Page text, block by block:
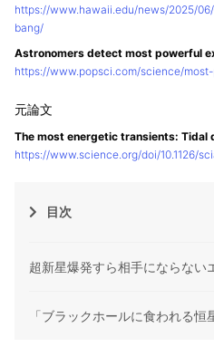
https://www.hawaii.edu/news/2025/
bang/
Astronomers detect most powerful
https://www.popsci.com/science/
The most energetic transients:
https://www.science.org/doi/10.1126/
目次
超新星爆発すら相手にならない
「ブラックホールに食われる